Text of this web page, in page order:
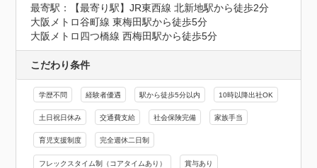
最寄駅：【最寄り駅】JR東西線 北新地駅から徒歩2分
大阪メトロ谷町線 東梅田駅から徒歩5分
大阪メトロ四つ橋線 西梅田駅から徒歩5分
こだわり条件
学歴不問 経験者優遇 駅から徒歩5分以内 10時以降出社OK
土日祝日休み 交通費支給 社会保険完備 家族手当
育児支援制度 完全週休二日制
フレックスタイム制（コアタイムあり） 賞与あり